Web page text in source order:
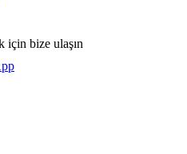
için bize ulaşın